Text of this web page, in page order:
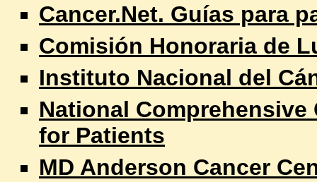
Cancer.Net. Guías para
Comisión Honoraria de
Instituto Nacional del
National Comprehensive
for Patients
MD Anderson Cancer